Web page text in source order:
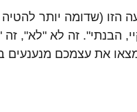
הזו (שדומה יותר
הבנתי". זה לא "לא", זה
את עצמכם מנענעים